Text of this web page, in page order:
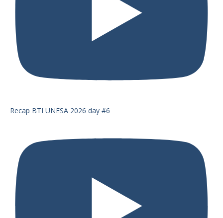
Recap BTI UNESA 2026 day #6